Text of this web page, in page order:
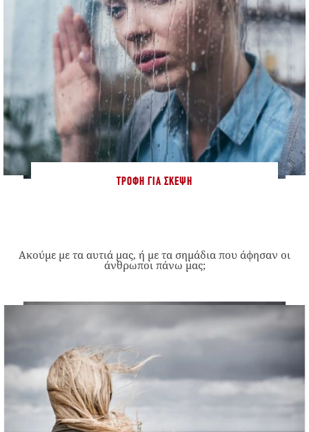
ΤΡΟΦΉ ΓΙΑ ΣΚΈΨΗ
Ακούμε με τα αυτιά μας, ή με τα σημάδια που άφησαν οι
άνθρωποι πάνω μας;